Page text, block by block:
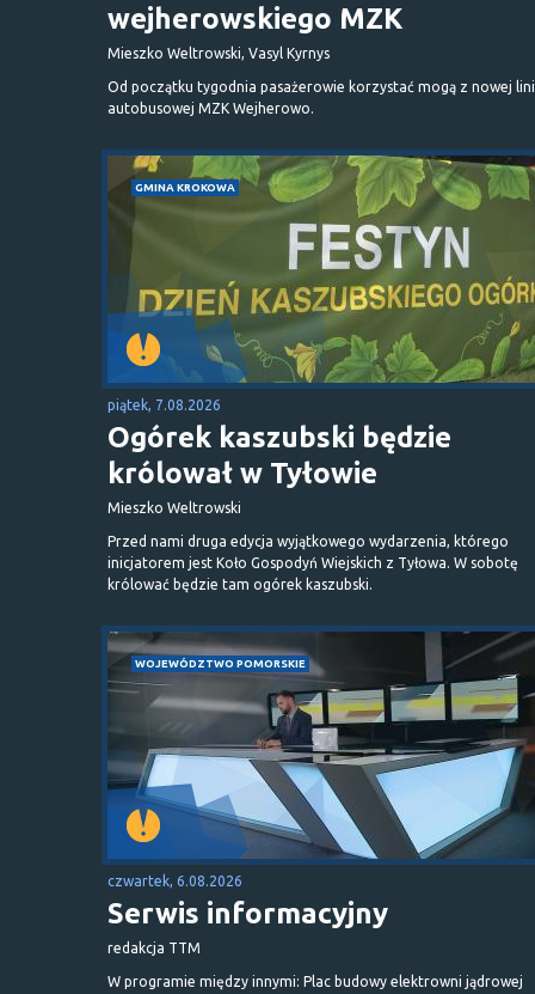
wejherowskiego MZK
Mieszko Weltrowski, Vasyl Kyrnys
Od początku tygodnia pasażerowie korzystać mogą z nowej
autobusowej MZK Wejherowo.
GMINA KROKOWA
piątek, 7.08.2026
Ogórek kaszubski będzie
królował w Tyłowie
Mieszko Weltrowski
Przed nami druga edycja wyjątkowego wydarzenia, którego
inicjatorem jest Koło Gospodyń Wiejskich z Tyłowa. W sobotę
królować będzie tam ogórek kaszubski.
WOJEWÓDZTWO POMORSKIE
czwartek, 6.08.2026
Serwis informacyjny
redakcja TTM
W programie między innymi: Plac budowy elektrowni jądrowej